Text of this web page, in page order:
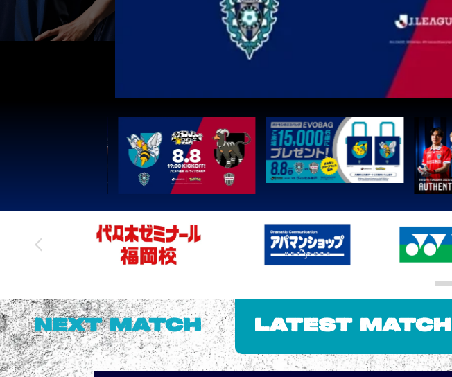
NEXT MATCH LATEST MATCH